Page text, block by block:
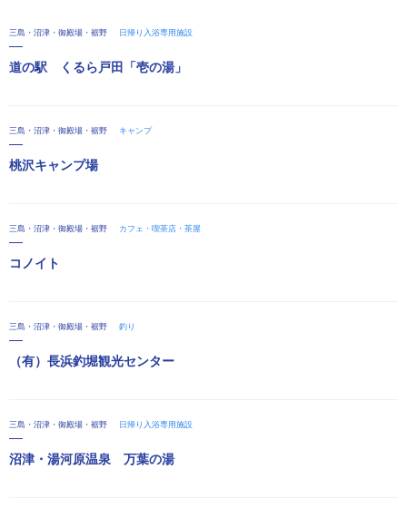
三島・沼津・御殿場・裾野 日帰り入浴専用施設
道の駅 くるら戸田「壱の湯」
三島・沼津・御殿場・裾野 キャンプ
桃沢キャンプ場
三島・沼津・御殿場・裾野 カフェ・喫茶店・茶屋
コノイト
三島・沼津・御殿場・裾野 釣り
（有）長浜釣堀観光センター
三島・沼津・御殿場・裾野 日帰り入浴専用施設
沼津・湯河原温泉 万葉の湯